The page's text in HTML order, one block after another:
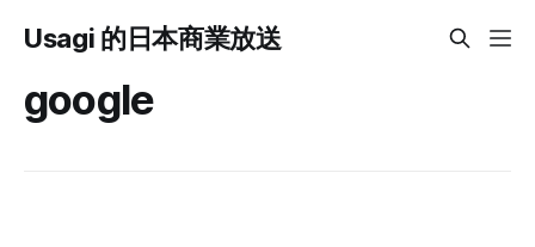
Usagi 的日本商業放送
google